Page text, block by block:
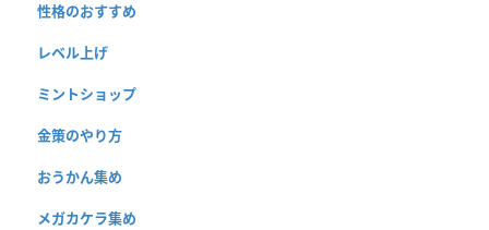
性格のおすすめ
レベル上げ
ミントショップ
金策のやり方
おうかん集め
メガカケラ集め